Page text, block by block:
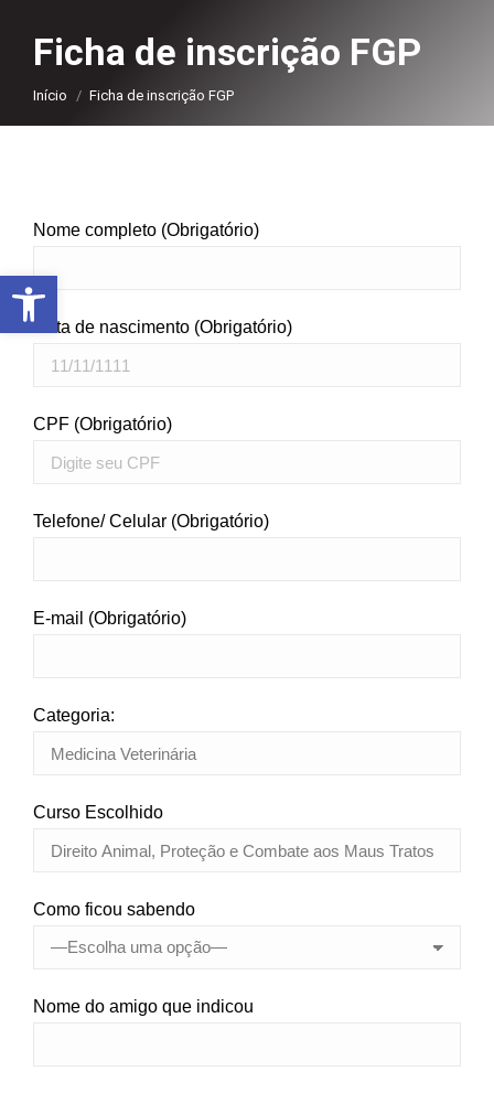
Ficha de inscrição FGP
Você está aqui:
Início Ficha de inscrição FGP
Nome completo (Obrigatório)
Data de nascimento (Obrigatório)
CPF (Obrigatório)
Telefone/ Celular (Obrigatório)
E-mail (Obrigatório)
Categoria:
Curso Escolhido
Como ficou sabendo
Nome do amigo que indicou
Abrir a barra de ferramentas